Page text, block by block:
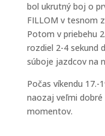
bol ukrutný boj o
FILLOM v tesnom
Potom v priebehu
rozdiel 2-4 sekund
súboje jazdcov na
Počas víkendu 17.-
naozaj veľmi dobré
momentov.